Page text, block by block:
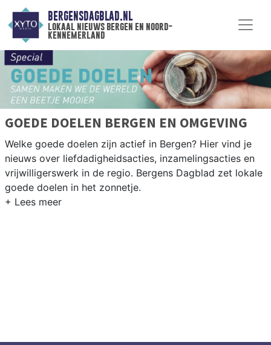
BERGENSDAGBLAD.NL
lokaal nieuws bergen en noord-
kennemerland
GOEDE DOELEN BERGEN EN OMGEVING
Welke goede doelen zijn actief in Bergen? Hier vind je
nieuws over liefdadigheidsacties, inzamelingsacties en
vrijwilligerswerk in de regio. Bergens Dagblad zet lokale
goede doelen in het zonnetje.